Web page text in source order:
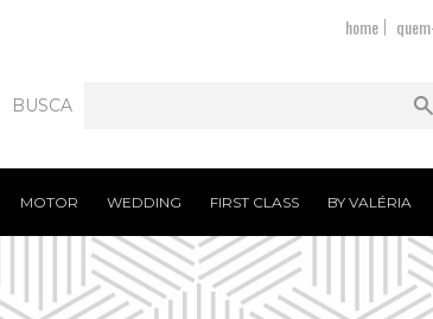
home
BUSCA
MOTOR WEDDING FIRST CLASS BY VALÉRIA